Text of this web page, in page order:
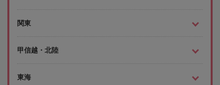
関東
甲信越・北陸
東海